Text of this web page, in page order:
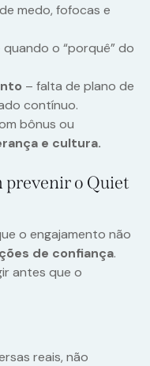
medo, fofocas e
quando o “porquê” do
– falta de plano de
contínuo.
bônus ou
e cultura.
prevenir o Quiet
o engajamento não
de confiança.
antes que o
reais, não